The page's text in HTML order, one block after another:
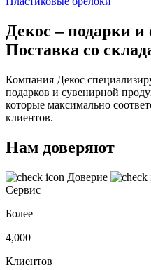
Декос – подарки
Поставка со
Компания Декос
подарков и сувенирной
которые максимально
клиентов.
Нам доверяют
Доверие
Сервис
Более
4,000
Клиентов